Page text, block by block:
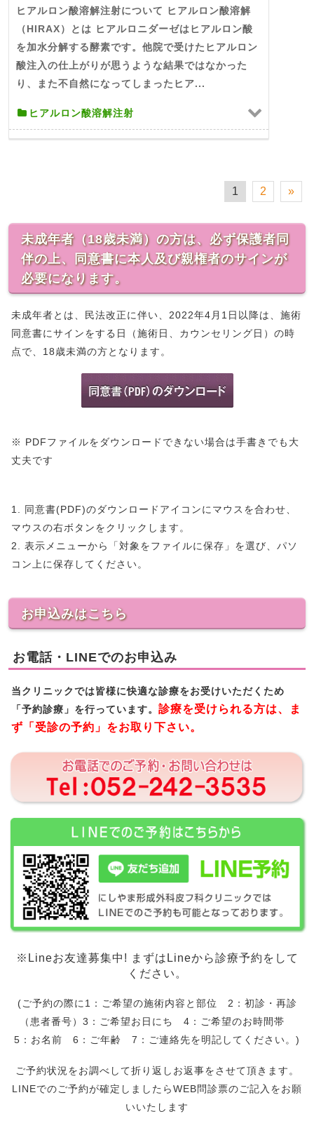
ヒアルロン酸溶解注射について ヒアルロン酸溶解
（HIRAX）とは ヒアルロニダーゼはヒアルロン酸
を加水分解する酵素です。他院で受けたヒアルロン
酸注入の仕上がりが思うような結果ではなかった
り、また不自然になってしまったヒア...
ヒアルロン酸溶解注射
1 2 »
未成年者（18歳未満）の方は、必ず保護者同
伴の上、同意書に本人及び親権者のサインが
必要になります。
未成年者とは、民法改正に伴い、2022年4月1日以降は、施術
同意書にサインをする日（施術日、カウンセリング日）の時
点で、18歳未満の方となります。
※ PDFファイルをダウンロードできない場合は手書きでも大
丈夫です
1. 同意書(PDF)のダウンロードアイコンにマウスを合わせ、
マウスの右ボタンをクリックします。
2. 表示メニューから「対象をファイルに保存」を選び、パソ
コン上に保存してください。
お申込みはこちら
お電話・LINEでのお申込み
当クリニックでは皆様に快適な診療をお受けいただくため
「予約診療」を行っています。 診療を受けられる方は、ま
ず「受診の予約」をお取り下さい。
※Lineお友達募集中! まずはLineから診療予約をして
ください。
(ご予約の際に1：ご希望の施術内容と部位 2：初診・再診
（患者番号）3：ご希望お日にち 4：ご希望のお時間帯
5：お名前 6：ご年齢 7：ご連絡先を明記してください。)
ご予約状況をお調べして折り返しお返事をさせて頂きます。
LINEでのご予約が確定しましたらWEB問診票のご記入をお願
いいたします